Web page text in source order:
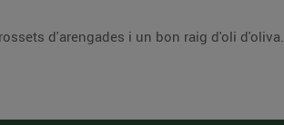
d'arengades i un bon raig d'oli d'oliva.